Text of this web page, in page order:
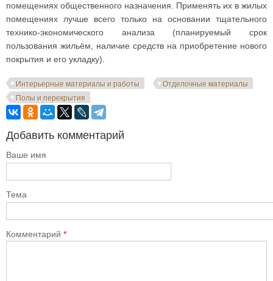
помещениях общественного назначения. Применять их в жилых
помещениях лучше всего только на основании тщательного
технико-экономического анализа (планируемый срок
пользования жильём, наличие средств на приобретение нового
покрытия и его укладку).
Интерьерные материалы и работы
Отделочные материалы
Полы и перекрытия
Добавить комментарий
Ваше имя
Тема
Комментарий *